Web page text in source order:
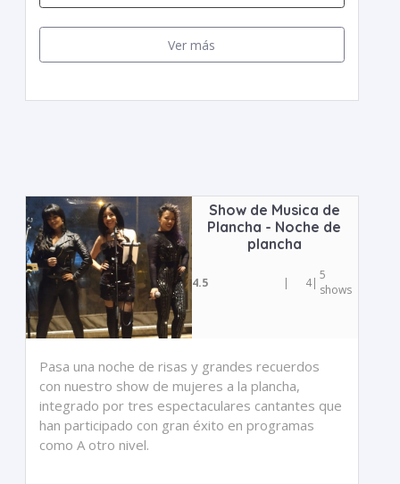
Ver más
Show de Musica de
Plancha - Noche de
plancha
4.5 | 4| 5
shows
Pasa una noche de risas y grandes recuerdos
con nuestro show de mujeres a la plancha,
integrado por tres espectaculares cantantes que
han participado con gran éxito en programas
como A otro nivel.